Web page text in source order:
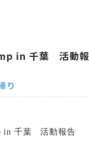
in 千葉 活動報
り